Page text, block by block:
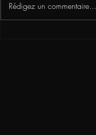
Rédigez un commentaire...